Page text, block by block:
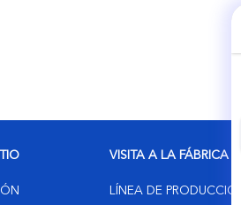
VISITA A LA FÁBRICA
LÍNEA DE PRODUCCIÓN